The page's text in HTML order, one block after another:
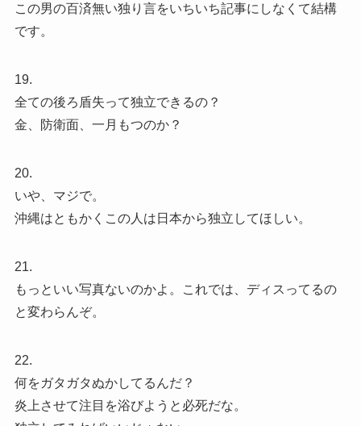
この男の百済無い独り言をいちいち記事にしなくて結構
です。
19.
全ての後ろ盾失って独立できるの？
金、防衛面、一月もつのか？
20.
いや、マジで。
沖縄はともかくこの人は日本から独立してほしい。
21.
もっといい写真ないのかよ。これでは、ディスってるの
と変わらんぞ。
22.
何をガタガタぬかしてるんだ？
炎上させて注目を浴びようと必死だな。